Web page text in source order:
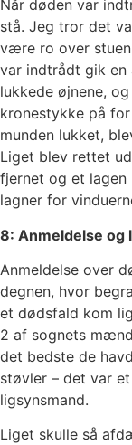
Når døden var
stå. Jeg tror det
være ro over
var indtrådt gik en
lukkede øjnene,
kronestykke på
munden lukket,
Liget blev rettet
fjernet og et
lagner for
8: Anmeldelse og
Anmeldelse over
degnen, hvor
et dødsfald kom
2 af sognets
det bedste de
støvler – det var
ligsynsmand.
Liget skulle så